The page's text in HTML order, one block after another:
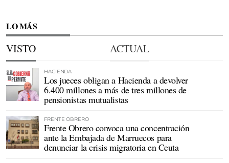
LO MÁS
VISTO ACTUAL
HACIENDA
Los jueces obligan a Hacienda a devolver
6.400 millones a más de tres millones de
pensionistas mutualistas
FRENTE OBRERO
Frente Obrero convoca una concentración
ante la Embajada de Marruecos para
denunciar la crisis migratoria en Ceuta